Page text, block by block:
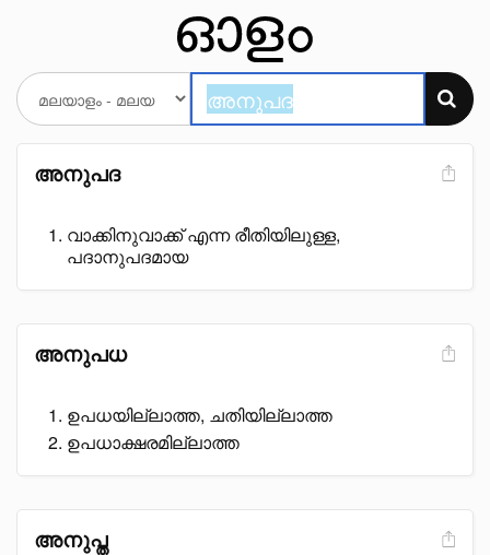
അനുപദ
വാക്കിനുവാക്ക് എന്ന രീതിയിലുള്ള,
പദാനുപദമായ
അനുപധ
ഉപധയില്ലാത്ത, ചതിയില്ലാത്ത
ഉപധാക്ഷരമില്ലാത്ത
അനുപ്ത